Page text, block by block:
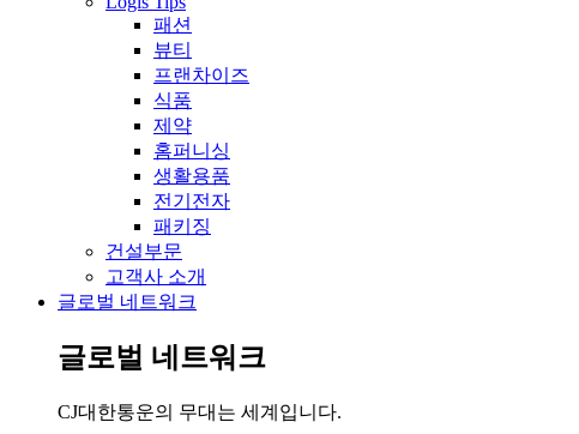
패션
뷰티
프랜차이즈
식품
제약
홈퍼니싱
생활용품
전기전자
패키징
건설부문
고객사 소개
글로벌 네트워크
글로벌 네트워크
CJ대한통운의 무대는 세계입니다.